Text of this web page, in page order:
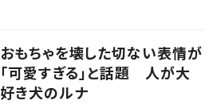
おもちゃを壊した切ない表情が
「可愛すぎる」と話題 人が大
好き犬のルナ